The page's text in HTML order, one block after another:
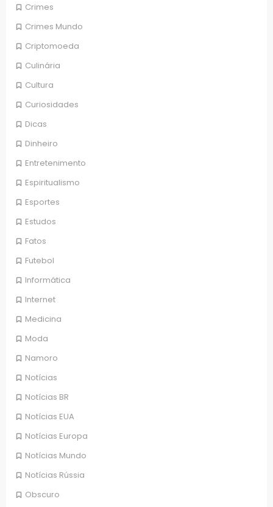
Crimes
Crimes Mundo
Criptomoeda
Culinária
Cultura
Curiosidades
Dicas
Dinheiro
Entretenimento
Espiritualismo
Esportes
Estudos
Fatos
Futebol
Informática
Internet
Medicina
Moda
Namoro
Notícias
Notícias BR
Notícias EUA
Notícias Europa
Notícias Mundo
Notícias Rússia
Obscuro